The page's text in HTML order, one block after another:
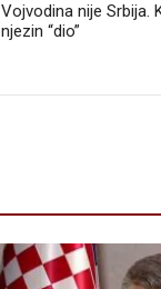
Vojvodina nije Srbija.
njezin “dio”